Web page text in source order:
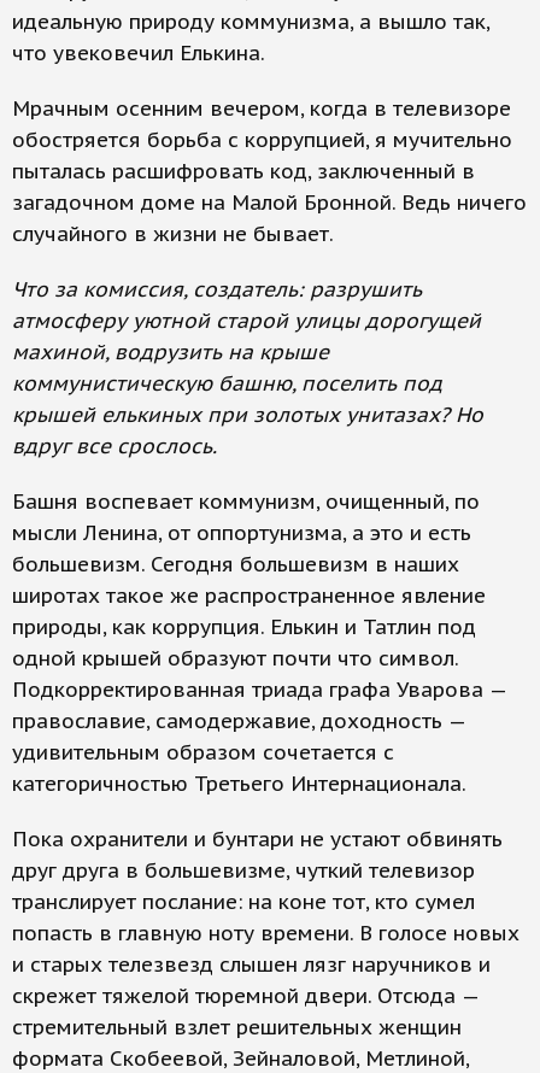
идеальную природу коммунизма, а вышло так,
что увековечил Елькина.
Мрачным осенним вечером, когда в телевизоре
обостряется борьба с коррупцией, я мучительно
пыталась расшифровать код, заключенный в
загадочном доме на Малой Бронной. Ведь ничего
случайного в жизни не бывает.
Что за комиссия, создатель: разрушить
атмосферу уютной старой улицы дорогущей
махиной, водрузить на крыше
коммунистическую башню, поселить под
крышей елькиных при золотых унитазах? Но
вдруг все срослось.
Башня воспевает коммунизм, очищенный, по
мысли Ленина, от оппортунизма, а это и есть
большевизм. Сегодня большевизм в наших
широтах такое же распространенное явление
природы, как коррупция. Елькин и Татлин под
одной крышей образуют почти что символ.
Подкорректированная триада графа Уварова —
православие, самодержавие, доходность —
удивительным образом сочетается с
категоричностью Третьего Интернационала.
Пока охранители и бунтари не устают обвинять
друг друга в большевизме, чуткий телевизор
транслирует послание: на коне тот, кто сумел
попасть в главную ноту времени. В голосе новых
и старых телезвезд слышен лязг наручников и
скрежет тяжелой тюремной двери. Отсюда —
стремительный взлет решительных женщин
формата Скобеевой, Зейналовой, Метлиной,